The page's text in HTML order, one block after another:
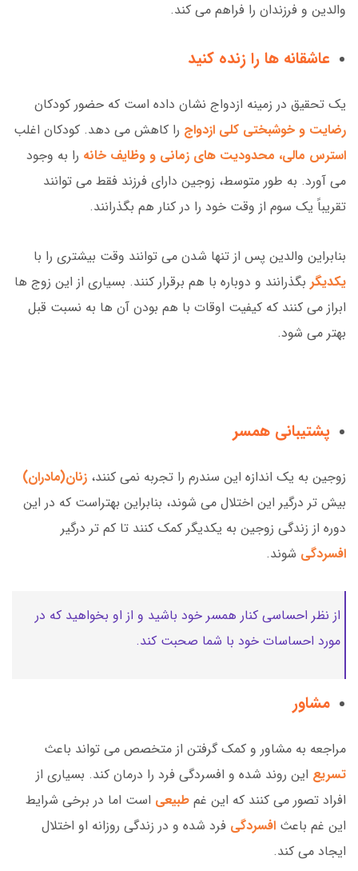
والدین و فرزندان را فراهم می کند.
عاشقانه ها را زنده کنید
یک تحقیق در زمینه ازدواج نشان داده است که حضور کودکان
رضایت و خوشبختی کلی ازدواج را کاهش می دهد. کودکان اغلب
استرس مالی، محدودیت های زمانی و وظایف خانه را به وجود
می آورد. به طور متوسط، زوجین دارای فرزند فقط می توانند
تقریباً یک سوم از وقت خود را در کنار هم بگذرانند.
بنابراین والدین پس از تنها شدن می توانند وقت بیشتری را با
یکدیگر بگذرانند و دوباره با هم برقرار کنند. بسیاری از این زوج ها
ابراز می کنند که کیفیت اوقات با هم بودن آن ها به نسبت قبل
بهتر می شود.
پشتیبانی همسر
زوجین به یک اندازه این سندرم را تجربه نمی کنند، زنان(مادران)
بیش تر درگیر این اختلال می شوند، بنابراین بهتراست که در این
دوره از زندگی زوجین به یکدیگر کمک کنند تا کم تر درگیر
افسردگی شوند.
از نظر احساسی کنار همسر خود باشید و از او بخواهید که در
مورد احساسات خود با شما صحبت کند.
مشاور
مراجعه به مشاور و کمک گرفتن از متخصص می تواند باعث
تسریع این روند شده و افسردگی فرد را درمان کند. بسیاری از
افراد تصور می کنند که این غم طبیعی است اما در برخی شرایط
این غم باعث افسردگی فرد شده و در زندگی روزانه او اختلال
ایجاد می کند.